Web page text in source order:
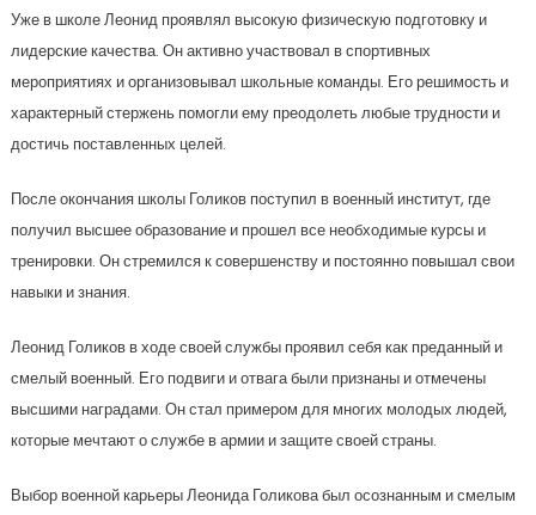
Уже в школе Леонид проявлял высокую физическую подготовку и
лидерские качества. Он активно участвовал в спортивных
мероприятиях и организовывал школьные команды. Его решимость и
характерный стержень помогли ему преодолеть любые трудности и
достичь поставленных целей.
После окончания школы Голиков поступил в военный институт, где
получил высшее образование и прошел все необходимые курсы и
тренировки. Он стремился к совершенству и постоянно повышал свои
навыки и знания.
Леонид Голиков в ходе своей службы проявил себя как преданный и
смелый военный. Его подвиги и отвага были признаны и отмечены
высшими наградами. Он стал примером для многих молодых людей,
которые мечтают о службе в армии и защите своей страны.
Выбор военной карьеры Леонида Голикова был осознанным и смелым